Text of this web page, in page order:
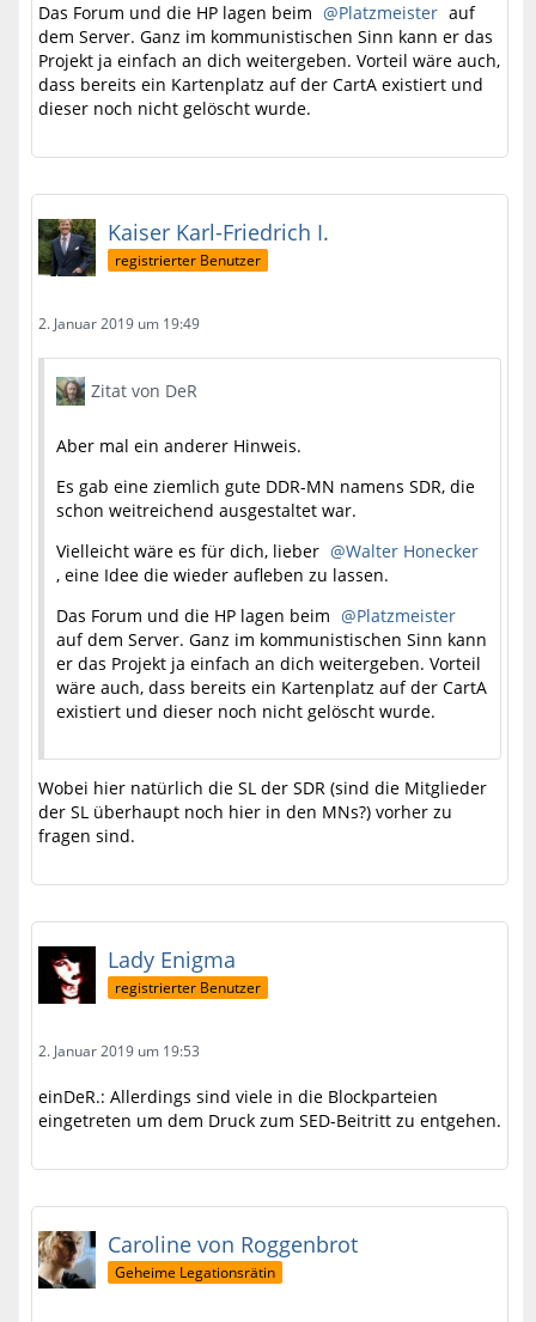
Das Forum und die HP lagen beim
Platzmeister auf
dem Server. Ganz im kommunistischen Sinn kann er das
Projekt ja einfach an dich weitergeben. Vorteil wäre auch,
dass bereits ein Kartenplatz auf der CartA existiert und
dieser noch nicht gelöscht wurde.
Kaiser Karl-Friedrich I.
registrierter Benutzer
2. Januar 2019 um 19:49
Zitat von DeR
Aber mal ein anderer Hinweis.
Es gab eine ziemlich gute DDR-MN namens SDR, die
schon weitreichend ausgestaltet war.
Vielleicht wäre es für dich, lieber
Walter Honecker
, eine Idee die wieder aufleben zu lassen.
Das Forum und die HP lagen beim
Platzmeister
auf dem Server. Ganz im kommunistischen Sinn kann
er das Projekt ja einfach an dich weitergeben. Vorteil
wäre auch, dass bereits ein Kartenplatz auf der CartA
existiert und dieser noch nicht gelöscht wurde.
Wobei hier natürlich die SL der SDR (sind die Mitglieder
der SL überhaupt noch hier in den MNs?) vorher zu
fragen sind.
Lady Enigma
registrierter Benutzer
2. Januar 2019 um 19:53
einDeR.: Allerdings sind viele in die Blockparteien
eingetreten um dem Druck zum SED-Beitritt zu entgehen.
Caroline von Roggenbrot
Geheime Legationsrätin